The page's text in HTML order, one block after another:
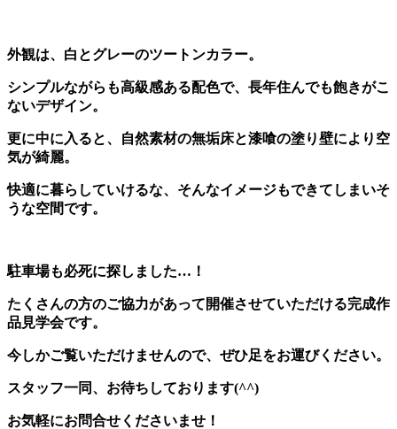
外観は、白とグレーのツートンカラー。
シンプルながらも高級感ある配色で、長年住んでも飽きがこ
ないデザイン。
更に中に入ると、自然素材の無垢床と漆喰の塗り壁により空
気が綺麗。
快適に暮らしていけるな、そんなイメージもできてしまいそ
うな空間です。
駐車場も必死に探しました…！
たくさんの方のご協力があって開催させていただける完成作
品見学会です。
今しかご覧いただけませんので、ぜひ足をお運びください。
スタッフ一同、お待ちしております(^^)
お気軽にお問合せくださいませ！